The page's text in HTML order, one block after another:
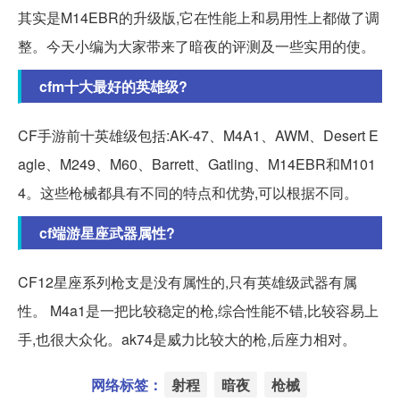
其实是M14EBR的升级版,它在性能上和易用性上都做了调
整。今天小编为大家带来了暗夜的评测及一些实用的使。
cfm十大最好的英雄级?
CF手游前十英雄级包括:AK-47、M4A1、AWM、Desert E
agle、M249、M60、Barrett、Gatling、M14EBR和M101
4。这些枪械都具有不同的特点和优势,可以根据不同。
cf端游星座武器属性?
CF12星座系列枪支是没有属性的,只有英雄级武器有属
性。 M4a1是一把比较稳定的枪,综合性能不错,比较容易上
手,也很大众化。ak74是威力比较大的枪,后座力相对。
网络标签： 射程 暗夜 枪械